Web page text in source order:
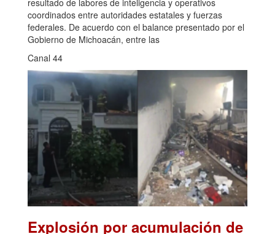
coordinados entre autoridades estatales y fuerzas
federales. De acuerdo con el balance presentado por el
Gobierno de Michoacán, entre las
Canal 44
Explosión por acumulación de